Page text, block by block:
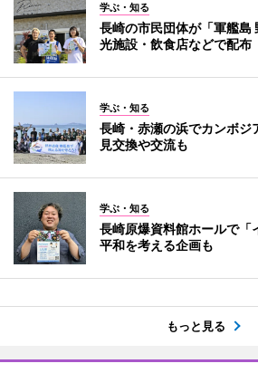
学ぶ・知る
長崎の市民団体が「軍艦
光施設・飲食店などで配布
学ぶ・知る
長崎・赤瀬の浜でカンボ
見交換や交流も
学ぶ・知る
長崎原爆資料館ホールで
平和を考える企画も
もっと見る